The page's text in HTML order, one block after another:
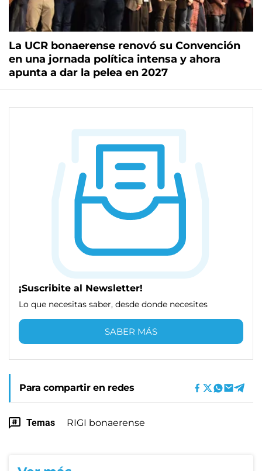
La UCR bonaerense renovó su Convención
en una jornada política intensa y ahora
apunta a dar la pelea en 2027
¡Suscribite al Newsletter!
Lo que necesitas saber, desde donde necesites
SABER MÁS
Para compartir en redes
Temas RIGI bonaerense